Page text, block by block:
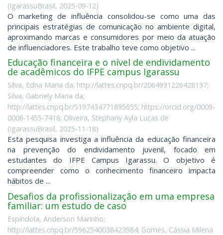
(IgarassuBrasil, 2025-09-12)
O marketing de influência consolidou-se como uma das
principais estratégias de comunicação no ambiente digital,
aproximando marcas e consumidores por meio da atuação
de influenciadores. Este trabalho teve como objetivo ...
Educação financeira e o nível de endividamento
de acadêmicos do IFPE campus Igarassu
Silva, Edna Maria da; http://lattes.cnpq.br/2064931226428137;
Silva, Gabriely Maria da;
http://lattes.cnpq.br/5197434771895655; https://orcid.org/0009-
0006-1455-7418; Oliveira, Stephany Ayla Lucas de
(IgarassuBrasil, 2025-11-18)
Esta pesquisa investiga a influência da educação financeira
na prevenção do endividamento juvenil, focado em
estudantes do IFPE Campus Igarassu. O objetivo é
compreender como o conhecimento financeiro impacta
hábitos de ...
Desafios da profissionalização em uma empresa
familiar: um estudo de caso
Espíndola, Anderson Marinho;
http://lattes.cnpq.br/5962540038423984; Gomes, Cássia Milena